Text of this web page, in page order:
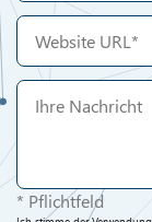
5.0
Jetzt